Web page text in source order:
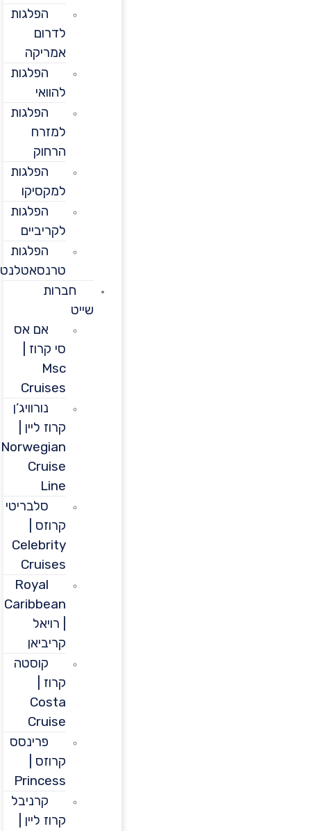
הפלגות
לדרום
אמריקה
הפלגות
הפלגות
למזרח
הרחוק
הפלגות
למקסיקו
הפלגות
לקריביים
הפלגות
טרנסאטלנטיות
חברות
אם אס
סי קרוז |
Cruises
נורוויג’ן
קרוז ליין |
Norwegian
Cruise
סלבריטי
קרוזס |
Celebrity
Cruises
Royal
Caribbean
קריביאן
קוסטה
Costa
Cruise
פרינסס
קרוזס |
Princess
קרניבל
קרוז ליין |